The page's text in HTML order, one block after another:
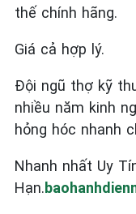
thế chính hãng.
Giá cả hợp lý.
Đội ngũ thợ kỹ
nhiều năm kinh
hỏng hóc nhanh
Nhanh nhất Uy
Hạn.